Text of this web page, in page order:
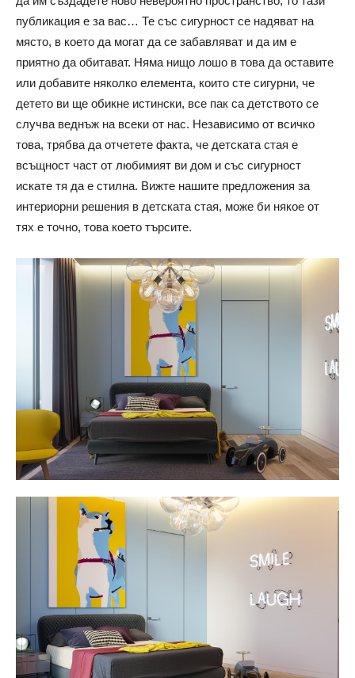
публикация е за вас… Те със сигурност се надяват на
място, в което да могат да се забавляват и да им е
приятно да обитават. Няма нищо лошо в това да оставите
или добавите няколко елемента, които сте сигурни, че
детето ви ще обикне истински, все пак са детството се
случва веднъж на всеки от нас. Независимо от всичко
това, трябва да отчетете факта, че детската стая е
всъщност част от любимият ви дом и със сигурност
искате тя да е стилна. Вижте нашите предложения за
интериорни решения в детската стая, може би някое от
тях е точно, това което търсите.